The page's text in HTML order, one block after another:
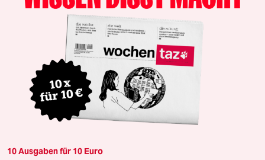
10 Ausgaben für 10 Euro